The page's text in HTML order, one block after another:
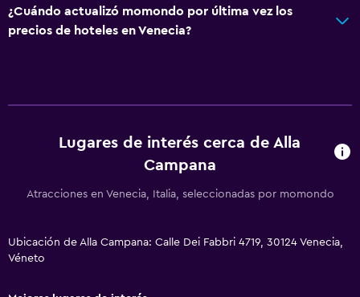
Zona de trabajo
Tetera eléctrica
Plancha y tabla de planchar
¿Cuándo actualizó momondo por última vez los
precios de hoteles en Venecia?
Lugares de interés cerca de Alla
Campana
Atracciones en Venecia, Italia, seleccionadas por momondo
Ubicación de Alla Campana: Calle Dei Fabbri 4719, 30124 Venecia,
Véneto